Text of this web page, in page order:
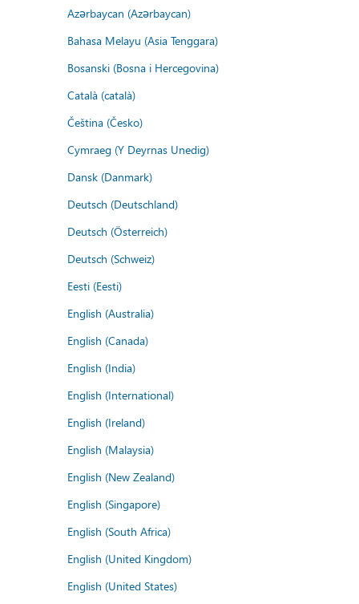
Azərbaycan (Azərbaycan)
Bahasa Melayu (Asia Tenggara)
Bosanski (Bosna i Hercegovina)
Català (català)
Čeština (Česko)
Cymraeg (Y Deyrnas Unedig)
Dansk (Danmark)
Deutsch (Deutschland)
Deutsch (Österreich)
Deutsch (Schweiz)
Eesti (Eesti)
English (Australia)
English (Canada)
English (India)
English (International)
English (Ireland)
English (Malaysia)
English (New Zealand)
English (Singapore)
English (South Africa)
English (United Kingdom)
English (United States)